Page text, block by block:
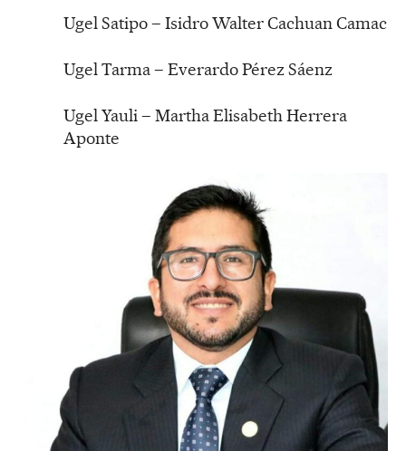
Ugel Satipo – Isidro Walter Cachuan Camac
Ugel Tarma – Everardo Pérez Sáenz
Ugel Yauli – Martha Elisabeth Herrera
Aponte